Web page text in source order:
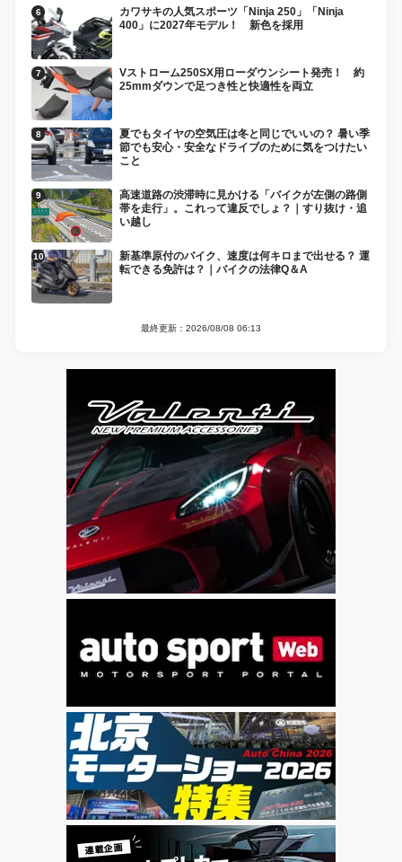
カワサキの人気スポーツ「Ninja 250」「Ninja
400」に2027年モデル！ 新色を採用
Vストローム250SX用ローダウンシート発売！ 約
25mmダウンで足つき性と快適性を両立
夏でもタイヤの空気圧は冬と同じでいいの？ 暑い季
節でも安心・安全なドライブのために気をつけたい
こと
高速道路の渋滞時に見かける「バイクが左側の路側
帯を走行」。これって違反でしょ？｜すり抜け・追
い越し
新基準原付のバイク、速度は何キロまで出せる？ 運
転できる免許は？｜バイクの法律Q＆A
最終更新：2026/08/08 06:13